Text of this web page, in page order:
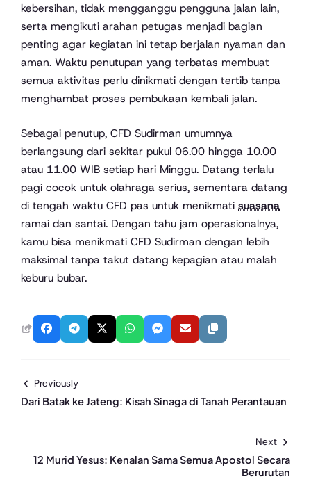
kebersihan, tidak mengganggu pengguna jalan lain,
serta mengikuti arahan petugas menjadi bagian
penting agar kegiatan ini tetap berjalan nyaman dan
aman. Waktu penutupan yang terbatas membuat
semua aktivitas perlu dinikmati dengan tertib tanpa
menghambat proses pembukaan kembali jalan.
Sebagai penutup, CFD Sudirman umumnya
berlangsung dari sekitar pukul 06.00 hingga 10.00
atau 11.00 WIB setiap hari Minggu. Datang terlalu
pagi cocok untuk olahraga serius, sementara datang
di tengah waktu CFD pas untuk menikmati suasana
ramai dan santai. Dengan tahu jam operasionalnya,
kamu bisa menikmati CFD Sudirman dengan lebih
maksimal tanpa takut datang kepagian atau malah
keburu bubar.
Previously
Dari Batak ke Jateng: Kisah Sinaga di Tanah Perantauan
Next
12 Murid Yesus: Kenalan Sama Semua Apostol Secara
Berurutan